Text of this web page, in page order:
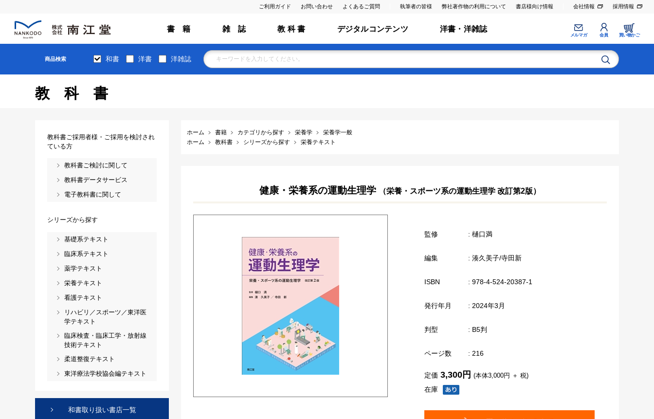
ご利用ガイド お問い合わせ よくあるご質問 執筆者の皆様 弊社著作物の利用について 書店様向け情報 会社情報 採用情報
書 籍 雑 誌 教 科 書 デジタルコンテンツ 洋書・洋雑誌
メルマガ 会員 買い物かご
商品検索 和書 洋書 洋雑誌
教科書
ホーム 書籍 カテゴリから探す 栄養学
栄養学一般
ホーム
教科書 シリーズから探す 栄養テキスト
健康・栄養系の運動生理学 （栄養・スポーツ系の運動生理学 改訂第2版）
監修 : 樋口満
編集 : 湊久美子/寺田新
ISBN : 978-4-524-20387-1
発行年月 : 2024年3月
判型 : B5判
ページ数 : 216
在庫
定価 3,300円 (本体3,000円 ＋ 税)
教科書ご採用者様・ご採用を検討され
ている方
教科書ご検討に関して
教科書データサービス
電子教科書に関して
シリーズから探す
基礎系テキスト
臨床系テキスト
薬学テキスト
栄養テキスト
看護テキスト
リハビリ／スポーツ／東洋医
学テキスト
臨床検査・臨床工学・放射線
技術テキスト
柔道整復テキスト
東洋療法学校協会編テキスト
和書取り扱い書店一覧